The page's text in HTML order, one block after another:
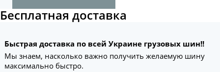
Бесплатная доставка
Быстрая доставка по всей Украине грузовых шин!!
Мы знаем, насколько важно получить желаемую шину
максимально быстро.